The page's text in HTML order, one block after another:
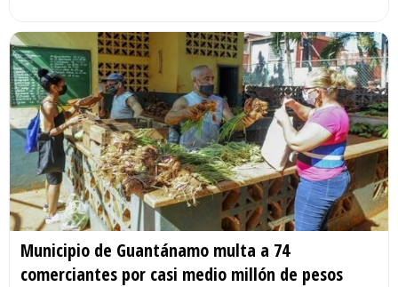
Municipio de Guantánamo multa a 74
comerciantes por casi medio millón de pesos